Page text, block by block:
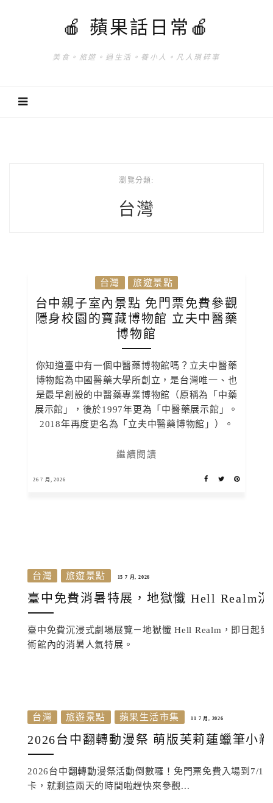
🍎 蘋果話日常🍎
美食。旅遊。過生活。養小人。凡人瑣碎事
瀏覽分類:
台灣
台灣 旅遊景點
台中親子室內景點 免門票免費參觀
隱身校園的寶藏博物館 立夫中醫藥
博物館
你知道臺中有一個中醫藥博物館嗎？立夫中醫藥
博物館為中國醫藥大學所創立，是台灣唯一、也
是最早創設的中醫藥專業博物館（原稱為「中藥
展示館」，後於1997年更為「中醫藥展示館」。
2018年再度更名為「立夫中醫藥博物館」）。
繼續閱讀
26 7 月, 2026
台灣 旅遊景點 15 7 月, 2026
臺中免費消暑特展，地獄懺 Hell Realm
臺中免費沉浸式劇場展覽－地獄懺 Hell Realm，即日起
術館內的消暑人氣特展。
台灣 旅遊景點 蘋果生活市集 11 7 月, 2026
2026台中翻轉動漫祭 萌版芙莉蓮蠟筆小
2026台中翻轉動漫祭活動倒數囉！免門票免費入場到7/
卡，就剩這兩天的時間啦趕快來參觀...